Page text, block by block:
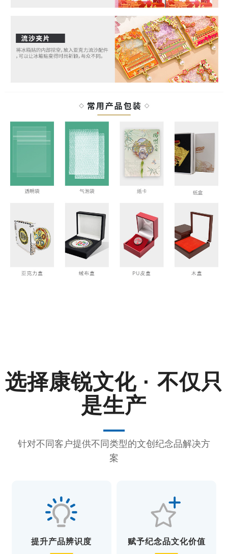
选择康锐文化 · 不仅只
是生产
针对不同客户提供不同类型的文创纪念品解决方
案
提升产品辨识度 赋予纪念品文化价值